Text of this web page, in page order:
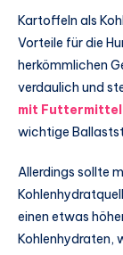
Kartoffeln als
Vorteile für die
herkömmlichen
verdaulich und
mit
wichtige
Allerdings sollte
einen etwas
Kohlenhydraten,